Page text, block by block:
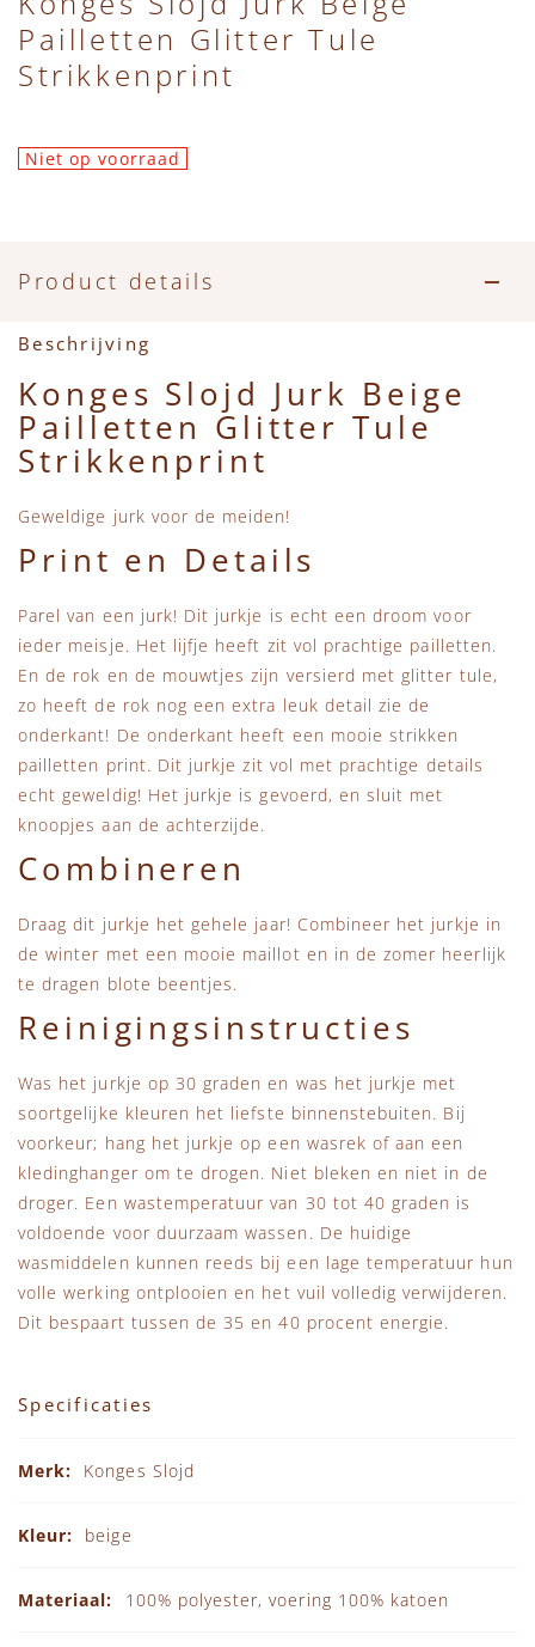
Pailletten Glitter Tule
Strikkenprint
Niet op voorraad
Product details
Beschrijving
Konges Slojd Jurk Beige
Pailletten Glitter Tule
Strikkenprint
Geweldige jurk voor de meiden!
Print en Details
Parel van een jurk! Dit jurkje is echt een droom voor
ieder meisje. Het lijfje heeft zit vol prachtige pailletten.
En de rok en de mouwtjes zijn versierd met glitter tule,
zo heeft de rok nog een extra leuk detail zie de
onderkant! De onderkant heeft een mooie strikken
pailletten print. Dit jurkje zit vol met prachtige details
echt geweldig! Het jurkje is gevoerd, en sluit met
knoopjes aan de achterzijde.
Combineren
Draag dit jurkje het gehele jaar! Combineer het jurkje in
de winter met een mooie maillot en in de zomer heerlijk
te dragen blote beentjes.
Reinigingsinstructies
Was het jurkje op 30 graden en was het jurkje met
soortgelijke kleuren het liefste binnenstebuiten. Bij
voorkeur; hang het jurkje op een wasrek of aan een
kledinghanger om te drogen. Niet bleken en niet in de
droger. Een wastemperatuur van 30 tot 40 graden is
voldoende voor duurzaam wassen. De huidige
wasmiddelen kunnen reeds bij een lage temperatuur hun
volle werking ontplooien en het vuil volledig verwijderen.
Dit bespaart tussen de 35 en 40 procent energie.
Specificaties
Konges Slojd
beige
100% polyester, voering 100% katoen